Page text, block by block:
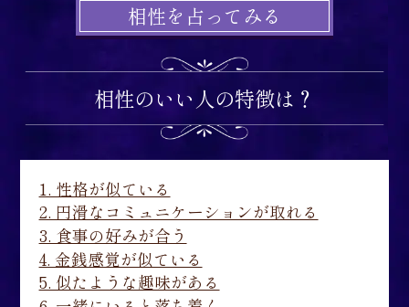
相性を占ってみる
相性のいい人の特徴は？
1. 性格が似ている
2. 円滑なコミュニケーションが取れる
3. 食事の好みが合う
4. 金銭感覚が似ている
5. 似たような趣味がある